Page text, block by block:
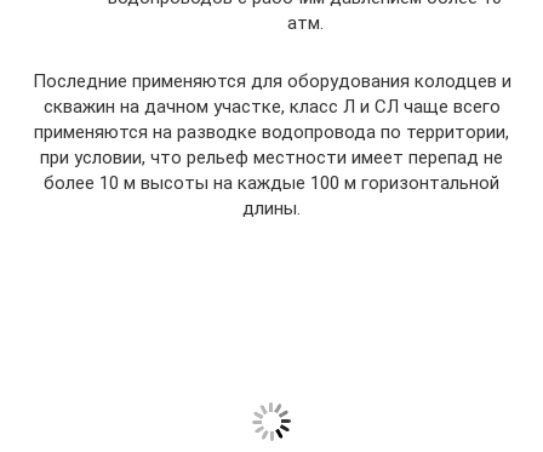
атм.
Последние применяются для оборудования колодцев и
скважин на дачном участке, класс Л и СЛ чаще всего
применяются на разводке водопровода по территории,
при условии, что рельеф местности имеет перепад не
более 10 м высоты на каждые 100 м горизонтальной
длины.